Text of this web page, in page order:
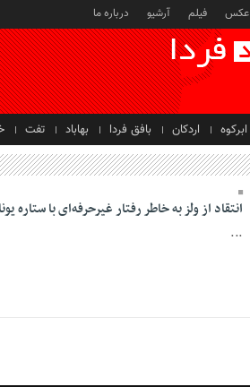
عکس فیلم آرشیو درباره ما
ابرکوه اردکان بافق فردا بهاباد تفت
انتقاد از ولز به خاطر رفتار غیرحرفه‌ای با ستاره
...